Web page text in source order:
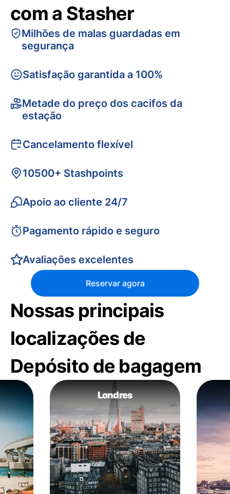
com a Stasher
Milhões de malas guardadas em
segurança
Satisfação garantida a 100%
Metade do preço dos cacifos da
estação
Cancelamento flexível
10500+ Stashpoints
Apoio ao cliente 24/7
Pagamento rápido e seguro
Avaliações excelentes
Reservar agora
Nossas principais
localizações de
Depósito de bagagem
Londres